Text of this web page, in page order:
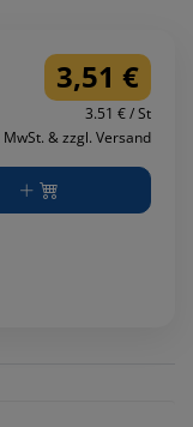
3,51 €
3.51 € / St
MwSt. & zzgl. Versand